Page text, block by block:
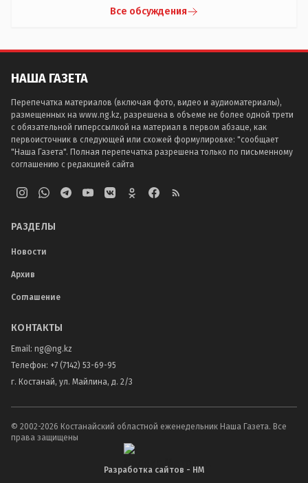
Все обсуждения
НАША ГАЗЕТА
Перепечатка материалов (включая фото, видео и аудиоматериалы),
размещенных на www.ng.kz, разрешена в объеме не более одной трети
с обязательной гиперссылкой на материал в первом абзаце, как
первоисточник в следующей или схожей формулировке: "сообщает
"Наша Газета". Полная перепечатка разрешена только по письменному
соглашению с редакцией сайта
РАЗДЕЛЫ
Новости
Архив
Соглашение
КОНТАКТЫ
Email: ng@ng.kz
Телефон: +7 (7142) 53-69-95
г. Костанай, ул. Майлина, д. 2/3
© 2002-2026 Костанайский областной еженедельник Наша Газета. Все
права защищены
Разработка сайтов - НМ